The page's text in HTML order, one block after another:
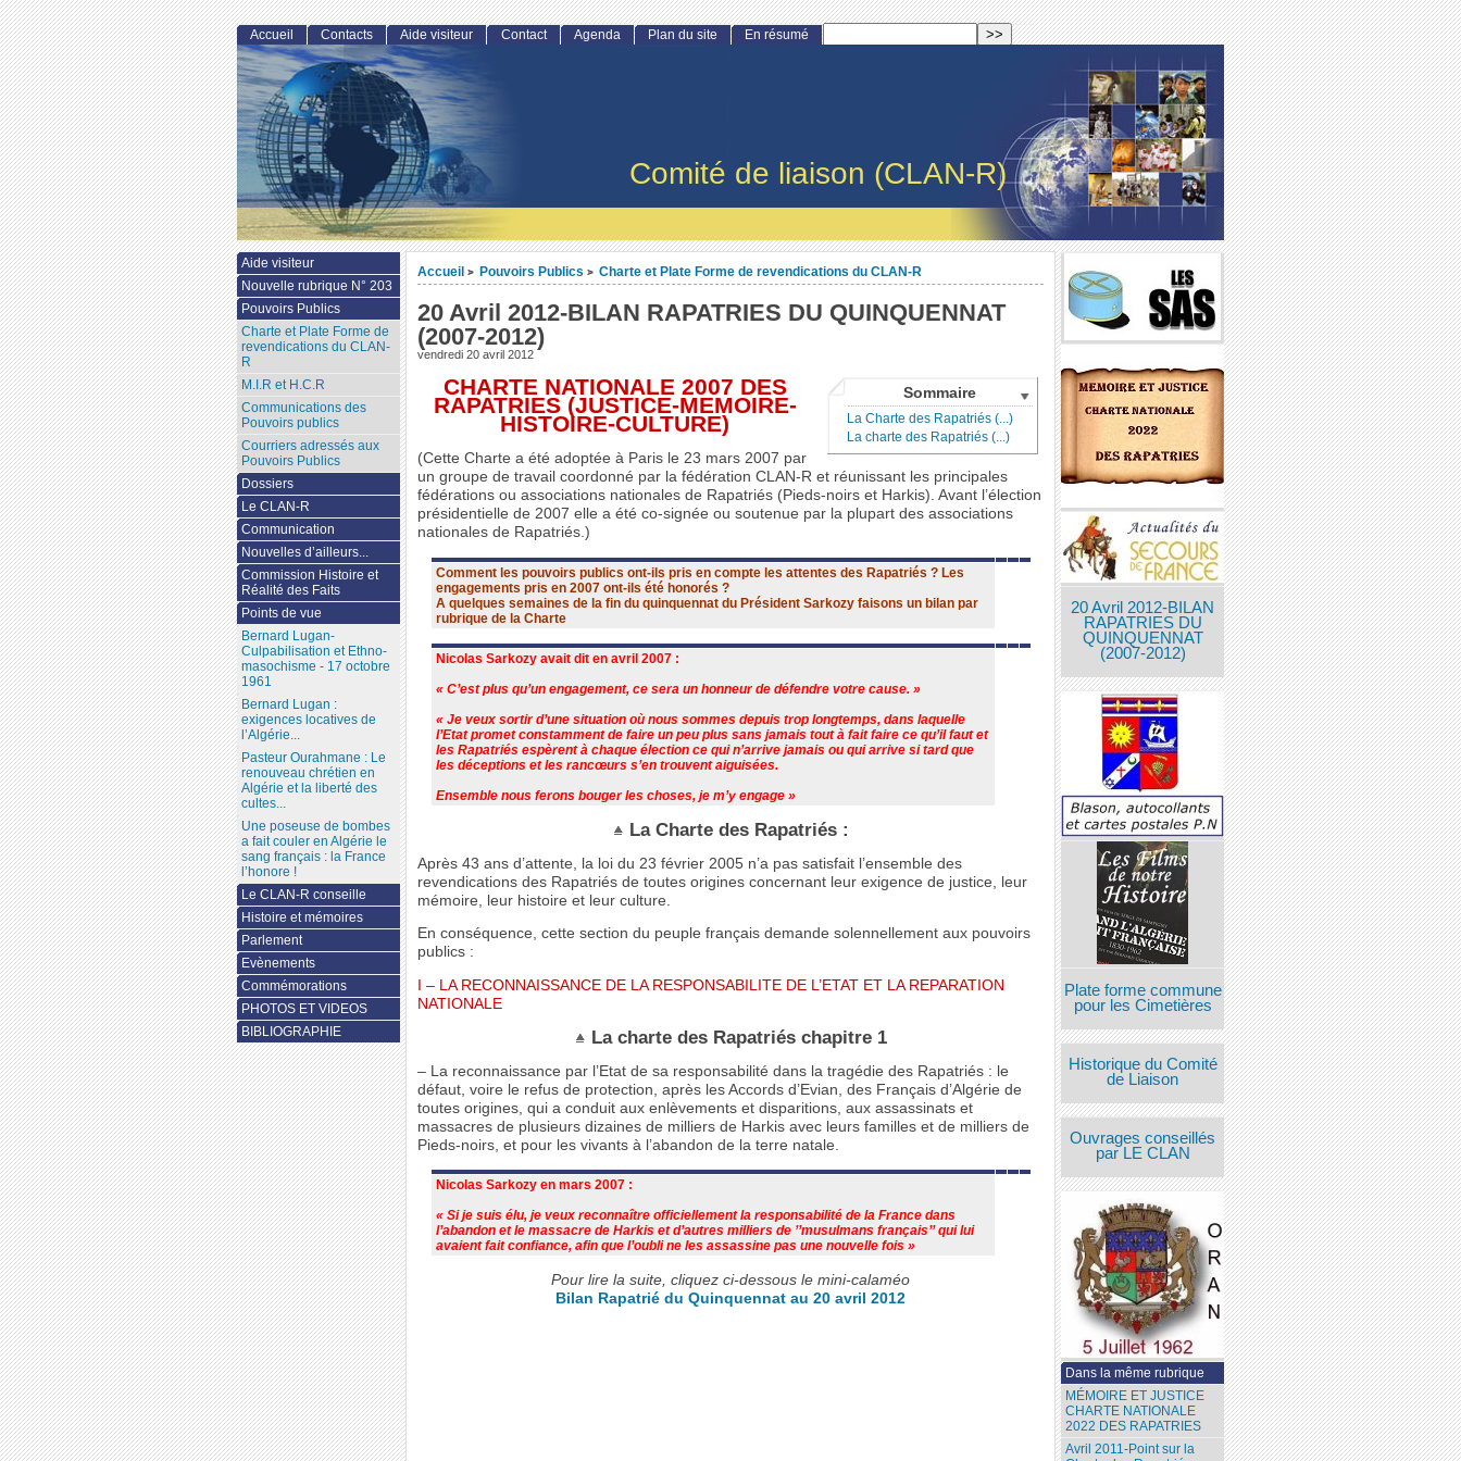
Comité de liaison (CLAN-R)
Accueil > Pouvoirs Publics > Charte et Plate Forme de revendications du CLAN-R
20 Avril 2012-BILAN RAPATRIES DU QUINQUENNAT
(2007-2012)
vendredi 20 avril 2012
Sommaire
La Charte des Rapatriés (...)
La charte des Rapatriés (...)
CHARTE NATIONALE 2007 DES
RAPATRIES (JUSTICE-MEMOIRE-
HISTOIRE-CULTURE)
(Cette Charte a été adoptée à Paris le 23 mars 2007 par
un groupe de travail coordonné par la fédération CLAN-R et réunissant les principales
fédérations ou associations nationales de Rapatriés (Pieds-noirs et Harkis). Avant l’élection
présidentielle de 2007 elle a été co-signée ou soutenue par la plupart des associations
nationales de Rapatriés.)
Comment les pouvoirs publics ont-ils pris en compte les attentes des Rapatriés ? Les
engagements pris en 2007 ont-ils été honorés ?
A quelques semaines de la fin du quinquennat du Président Sarkozy faisons un bilan par
rubrique de la Charte
Nicolas Sarkozy avait dit en avril 2007 :
« C’est plus qu’un engagement, ce sera un honneur de défendre votre cause. »
« Je veux sortir d’une situation où nous sommes depuis trop longtemps, dans laquelle
l’Etat promet constamment de faire un peu plus sans jamais tout à fait faire ce qu’il faut et
les Rapatriés espèrent à chaque élection ce qui n’arrive jamais ou qui arrive si tard que
les déceptions et les rancœurs s’en trouvent aiguisées.
Ensemble nous ferons bouger les choses, je m’y engage »
La Charte des Rapatriés :
Après 43 ans d’attente, la loi du 23 février 2005 n’a pas satisfait l’ensemble des
revendications des Rapatriés de toutes origines concernant leur exigence de justice, leur
mémoire, leur histoire et leur culture.
En conséquence, cette section du peuple français demande solennellement aux pouvoirs
publics :
I – LA RECONNAISSANCE DE LA RESPONSABILITE DE L’ETAT ET LA REPARATION
NATIONALE
La charte des Rapatriés chapitre 1
– La reconnaissance par l’Etat de sa responsabilité dans la tragédie des Rapatriés : le
défaut, voire le refus de protection, après les Accords d’Evian, des Français d’Algérie de
toutes origines, qui a conduit aux enlèvements et disparitions, aux assassinats et
massacres de plusieurs dizaines de milliers de Harkis avec leurs familles et de milliers de
Pieds-noirs, et pour les vivants à l’abandon de la terre natale.
Nicolas Sarkozy en mars 2007 :
« Si je suis élu, je veux reconnaître officiellement la responsabilité de la France dans
l’abandon et le massacre de Harkis et d’autres milliers de ’’musulmans français’’ qui lui
avaient fait confiance, afin que l’oubli ne les assassine pas une nouvelle fois »
Pour lire la suite, cliquez ci-dessous le mini-calaméo
Bilan Rapatrié du Quinquennat au 20 avril 2012
20 Avril 2012-BILAN
RAPATRIES DU
QUINQUENNAT
(2007-2012)
Plate forme commune
pour les Cimetières
Historique du Comité
de Liaison
Ouvrages conseillés
par LE CLAN
Dans la même rubrique
MÉMOIRE ET JUSTICE
CHARTE NATIONALE
2022 DES RAPATRIES
Avril 2011-Point sur la
Accueil Contacts Aide visiteur Contact Agenda Plan du site En résumé
Aide visiteur
Nouvelle rubrique N° 203
Pouvoirs Publics
Charte et Plate Forme de
revendications du CLAN-
R
M.I.R et H.C.R
Communications des
Pouvoirs publics
Courriers adressés aux
Pouvoirs Publics
Dossiers
Le CLAN-R
Communication
Nouvelles d’ailleurs...
Commission Histoire et
Réalité des Faits
Points de vue
Bernard Lugan-
Culpabilisation et Ethno-
masochisme - 17 octobre
1961
Bernard Lugan :
exigences locatives de
l’Algérie...
Pasteur Ourahmane : Le
renouveau chrétien en
Algérie et la liberté des
cultes...
Une poseuse de bombes
a fait couler en Algérie le
sang français : la France
l’honore !
Le CLAN-R conseille
Histoire et mémoires
Parlement
Evènements
Commémorations
PHOTOS ET VIDEOS
BIBLIOGRAPHIE